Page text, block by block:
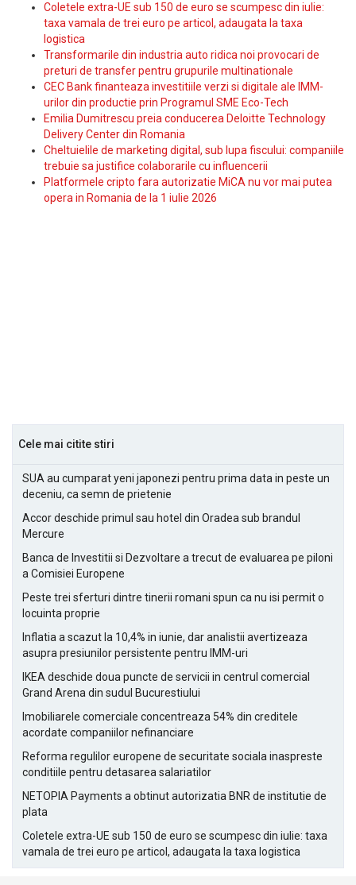
Coletele extra-UE sub 150 de euro se scumpesc din iulie:
taxa vamala de trei euro pe articol, adaugata la taxa
logistica
Transformarile din industria auto ridica noi provocari de
preturi de transfer pentru grupurile multinationale
CEC Bank finanteaza investitiile verzi si digitale ale IMM-
urilor din productie prin Programul SME Eco-Tech
Emilia Dumitrescu preia conducerea Deloitte Technology
Delivery Center din Romania
Cheltuielile de marketing digital, sub lupa fiscului: companiile
trebuie sa justifice colaborarile cu influencerii
Platformele cripto fara autorizatie MiCA nu vor mai putea
opera in Romania de la 1 iulie 2026
Cele mai citite stiri
SUA au cumparat yeni japonezi pentru prima data in peste un
deceniu, ca semn de prietenie
Accor deschide primul sau hotel din Oradea sub brandul
Mercure
Banca de Investitii si Dezvoltare a trecut de evaluarea pe piloni
a Comisiei Europene
Peste trei sferturi dintre tinerii romani spun ca nu isi permit o
locuinta proprie
Inflatia a scazut la 10,4% in iunie, dar analistii avertizeaza
asupra presiunilor persistente pentru IMM-uri
IKEA deschide doua puncte de servicii in centrul comercial
Grand Arena din sudul Bucurestiului
Imobiliarele comerciale concentreaza 54% din creditele
acordate companiilor nefinanciare
Reforma regulilor europene de securitate sociala inaspreste
conditiile pentru detasarea salariatilor
NETOPIA Payments a obtinut autorizatia BNR de institutie de
plata
Coletele extra-UE sub 150 de euro se scumpesc din iulie: taxa
vamala de trei euro pe articol, adaugata la taxa logistica